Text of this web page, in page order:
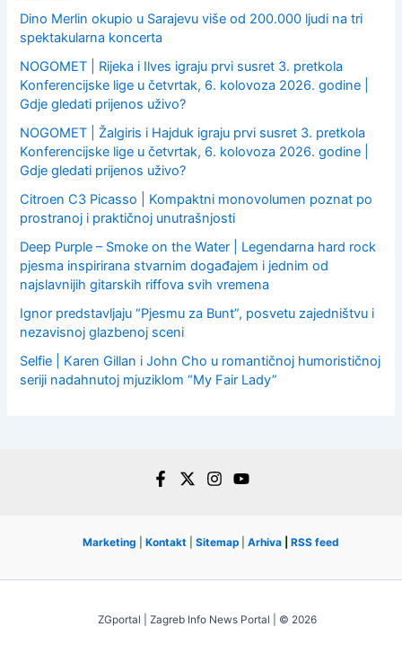
Dino Merlin okupio u Sarajevu više od 200.000 ljudi na tri
spektakularna koncerta
NOGOMET | Rijeka i Ilves igraju prvi susret 3. pretkola
Konferencijske lige u četvrtak, 6. kolovoza 2026. godine |
Gdje gledati prijenos uživo?
NOGOMET | Žalgiris i Hajduk igraju prvi susret 3. pretkola
Konferencijske lige u četvrtak, 6. kolovoza 2026. godine |
Gdje gledati prijenos uživo?
Citroen C3 Picasso | Kompaktni monovolumen poznat po
prostranoj i praktičnoj unutrašnjosti
Deep Purple – Smoke on the Water | Legendarna hard rock
pjesma inspirirana stvarnim događajem i jednim od
najslavnijih gitarskih riffova svih vremena
Ignor predstavljaju “Pjesmu za Bunt”, posvetu zajedništvu i
nezavisnoj glazbenoj sceni
Selfie | Karen Gillan i John Cho u romantičnoj humorističnoj
seriji nadahnutoj mjuziklom “My Fair Lady”
Marketing Kontakt Sitemap Arhiva RSS feed
ZGportal | Zagreb Info News Portal | © 2026